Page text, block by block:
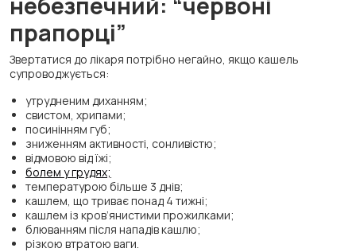
прапорці”
Звертатися до лікаря потрібно негайно, якщо кашель
супроводжується:
утрудненим диханням;
свистом, хрипами;
посинінням губ;
зниженням активності, сонливістю;
відмовою від їжі;
болем у грудях;
температурою більше 3 днів;
кашлем, що триває понад 4 тижні;
кашлем із кров’янистими прожилками;
блюванням після нападів кашлю;
різкою втратою ваги.